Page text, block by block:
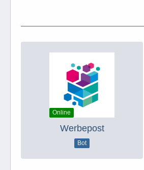
Online
Werbepost
Bot